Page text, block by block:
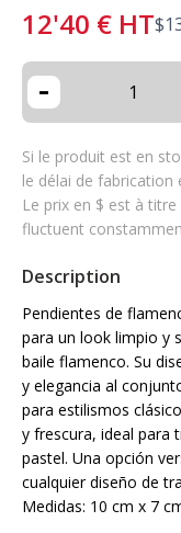
12'40 € HT$
-
Si le produit est en
le délai de fabrication
Le prix en $ est à
fluctuent
Description
Pendientes de
para un look limpio y
baile flamenco. Su
y elegancia al
para estilismos
y frescura, ideal para
pastel. Una opción
cualquier diseño de
Medidas: 10 cm x 7